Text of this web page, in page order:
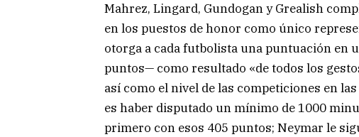
Mahrez, Lingard, Gundogan y Grealish
en los puestos de honor como único
otorga a cada futbolista una puntuación en
puntos— como resultado «de todos los
así como el nivel de las competiciones en
es haber disputado un mínimo de 1000
primero con esos 405 puntos; Neymar le